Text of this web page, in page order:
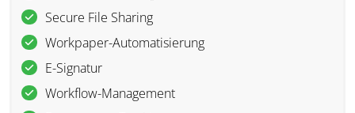
Secure File Sharing
Workpaper-Automatisierung
E-Signatur
Workflow-Management